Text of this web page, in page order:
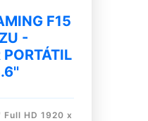
F15
-
HD 1920 x